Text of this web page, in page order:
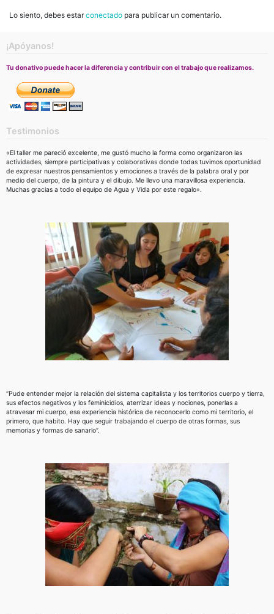
Lo siento, debes estarconectado para publicar un comentario.
¡Apóyanos!
Tu donativo puede hacer la diferencia y contribuir con el trabajo que realizamos.
Testimonios
«El taller me pareció excelente, me gustó mucho la forma como organizaron las
actividades, siempre participativas y colaborativas donde todas tuvimos oportunidad
de expresar nuestros pensamientos y emociones a través de la palabra oral y por
medio del cuerpo, de la pintura y el dibujo. Me llevo una maravillosa experiencia.
Muchas gracias a todo el equipo de Agua y Vida por este regalo».
“Pude entender mejor la relación del sistema capitalista y los territorios cuerpo y tierra,
sus efectos negativos y los feminicidios, aterrizar ideas y nociones, ponerlas a
atravesar mi cuerpo, esa experiencia histórica de reconocerlo como mi territorio, el
primero, que habito. Hay que seguir trabajando el cuerpo de otras formas, sus
memorias y formas de sanarlo”.